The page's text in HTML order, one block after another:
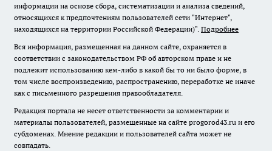
информации на основе сбора, систематизации и анализа сведений,
относящихся к предпочтениям пользователей сети "Интернет",
находящихся на территории Российской Федерации)". Подробнее
Вся информация, размещенная на данном сайте, охраняется в
соответствии с законодательством РФ об авторском праве и не
подлежит использованию кем-либо в какой бы то ни было форме, в
том числе воспроизведению, распространению, переработке не иначе
как с письменного разрешения правообладателя.
Редакция портала не несет ответственности за комментарии и
материалы пользователей, размещенные на сайте progorod43.ru и его
субдоменах. Мнение редакции и пользователей сайта может не
совпадать.